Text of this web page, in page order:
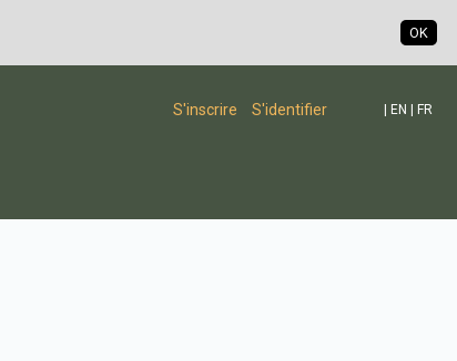
OK
S'inscrire S'identifier EN FR